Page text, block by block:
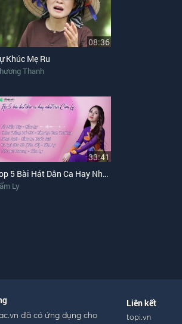
08:36
Khúc Mẹ Ru
Thanh
33:41
Top 5 Bài Hát Dân Ca Hay Nhất Của Cẩm Ly
Ly
đã có ứng dụng cho
Liên kết
topi.vn